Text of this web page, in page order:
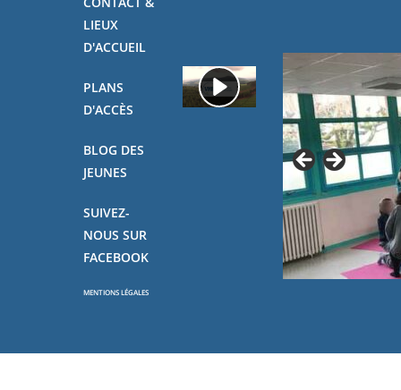
LIEUX
D'ACCUEIL
PLANS
D'ACCÈS
BLOG DES
JEUNES
SUIVEZ-
NOUS SUR
FACEBOOK
MENTIONS LÉGALES